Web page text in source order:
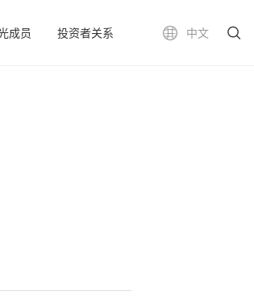
中文
成员 投资者关系